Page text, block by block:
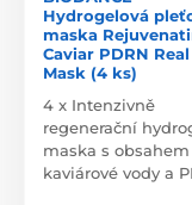
Hydrogelová
maska
Caviar PDRN
Mask (4 ks)
4 x Intenzivně
regenerační
maska s obsahem
kaviárové vody a